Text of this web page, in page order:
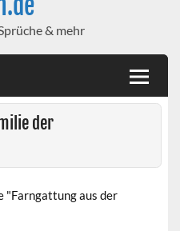
& mehr
der
"Farngattung aus der